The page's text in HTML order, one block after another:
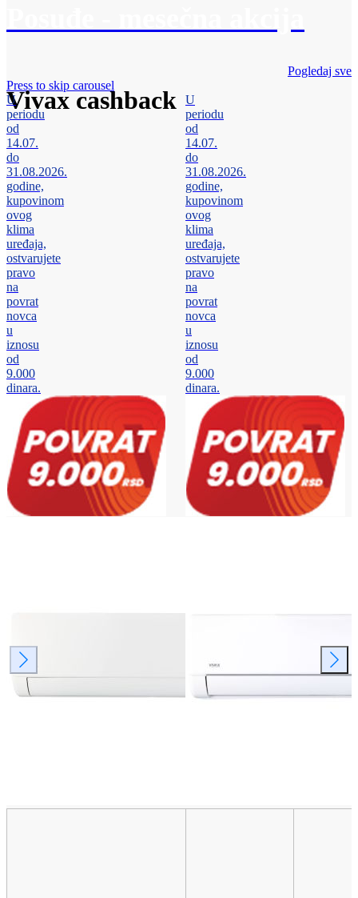
Vivax cashback
Pogledaj sve
Press to skip carousel
U
periodu
od
14.07.
do
31.08.2026.
godine,
kupovinom
ovog
klima
uređaja,
ostvarujete
pravo
na
povrat
novca
u
iznosu
od
9.000
dinara.
U
periodu
od
14.07.
do
31.08.2026.
godine,
kupovinom
ovog
klima
uređaja,
ostvarujete
pravo
na
povrat
novca
u
iznosu
od
9.000
dinara.